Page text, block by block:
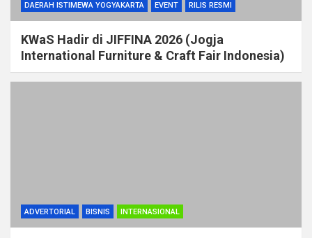
DAERAH ISTIMEWA YOGYAKARTA EVENT RILIS RESMI
KWaS Hadir di JIFFINA 2026 (Jogja
International Furniture & Craft Fair Indonesia)
ADVERTORIAL BISNIS INTERNASIONAL